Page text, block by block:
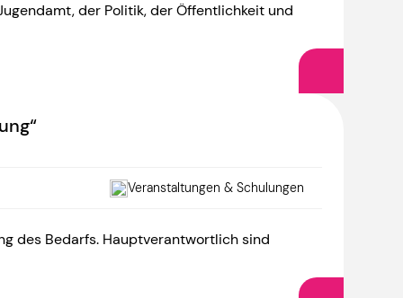
der Politik, der Öffentlichkeit und
Veranstaltungen & Schulungen
des Bedarfs. Hauptverantwortlich sind